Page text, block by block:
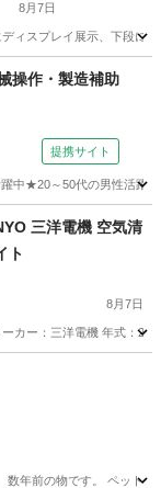
8月7日
ィスプレイ展示、下段に
操作・製造補助
提携サイト
中★20～50代の男性活
三洋電機 空気清
ト
8月7日
カー：三洋電機 年式：
数年前の物です。 ペット